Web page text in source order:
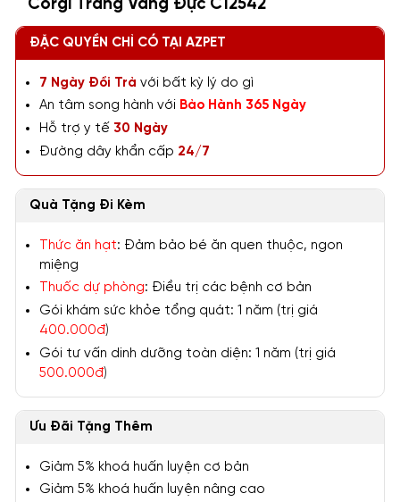
Corgi Trắng Vàng Đực C12542
ĐẶC QUYỀN CHỈ CÓ TẠI AZPET
7 Ngày Đổi Trả với bất kỳ lý do gì
An tâm song hành với Bảo Hành 365 Ngày
Hỗ trợ y tế 30 Ngày
Đường dây khẩn cấp 24/7
Quà Tặng Đi Kèm
Thức ăn hạt: Đảm bảo bé ăn quen thuộc, ngon
miệng
Thuốc dự phòng: Điều trị các bệnh cơ bản
Gói khám sức khỏe tổng quát: 1 năm (trị giá
400.000đ)
Gói tư vấn dinh dưỡng toàn diện: 1 năm (trị giá
500.000đ)
Ưu Đãi Tặng Thêm
Giảm 5% khoá huấn luyện cơ bản
Giảm 5% khoá huấn luyện nâng cao